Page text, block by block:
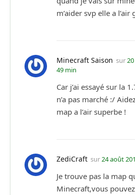
m’aider svp elle a l’air
Minecraft Saison sur
49 min
Car j’ai essayé sur la
n’a pas marché :/
map a l’air superbe !
ZediCraft sur 24 août
Je trouve pas la map
Minecraft,vous pouvez